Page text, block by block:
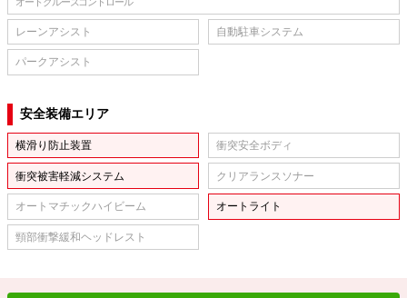
レーンアシスト 自動駐車システム
パークアシスト
安全装備エリア
横滑り防止装置 衝突安全ボディ
衝突被害軽減システム クリアランスソナー
オートマチックハイビーム オートライト
頸部衝撃緩和ヘッドレスト